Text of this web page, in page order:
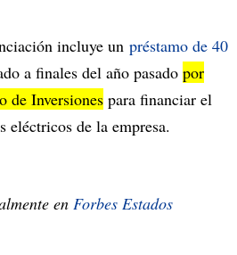
incluye un préstamo de 40
a finales del año pasado por
de Inversiones para financiar el
eléctricos de la empresa.
en Forbes Estados